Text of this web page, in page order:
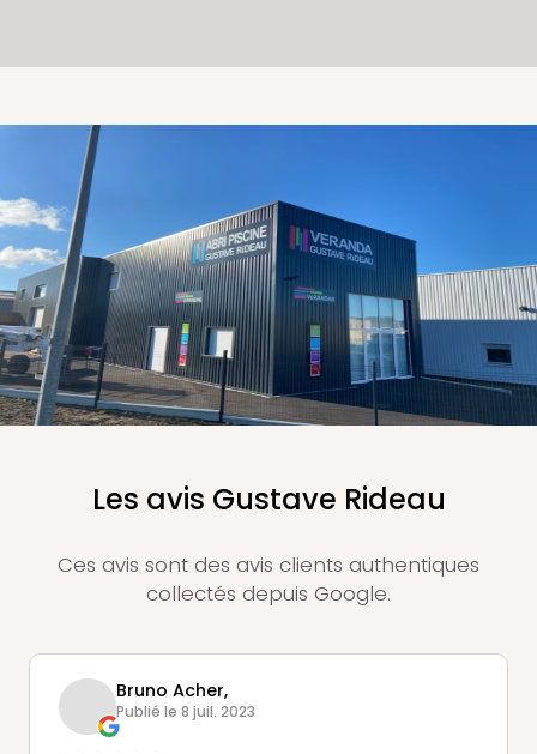
Les avis Gustave Rideau
Ces avis sont des avis clients authentiques
collectés depuis Google.
Bruno Acher,
Publié le 8 juil. 2023